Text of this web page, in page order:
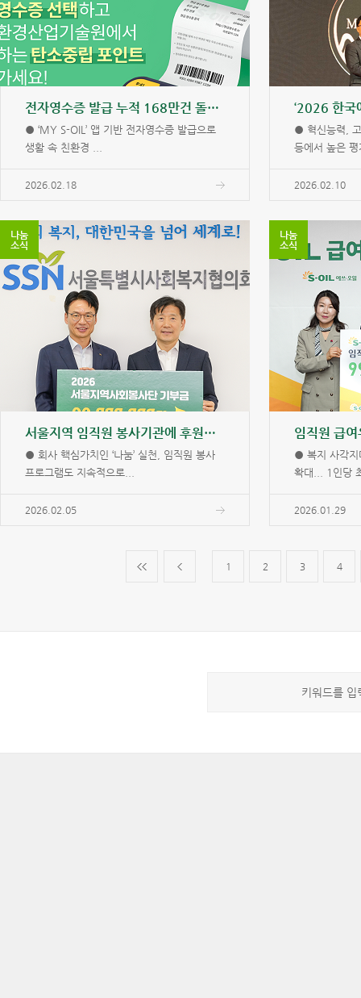
전자영수증 발급 누적 168만건 돌파...탄소중립포인트 적립하고 친환경 실천 확산
● ‘MY S-OIL’ 앱 기반 전자영수증 발급으로
생활 속 친환경 ...
2026.02.18
● 혁신능력,
등에서 높은 평
2026.02.10
나눔
소식
서울지역 임직원 봉사기관에 후원금 전달
● 회사 핵심가치인 ‘나눔’ 실천, 임직원 봉사
프로그램도 지속적으로...
2026.02.05
나눔
소식
● 복지 사각지
확대... 1인당
2026.01.29
1 2 3 4